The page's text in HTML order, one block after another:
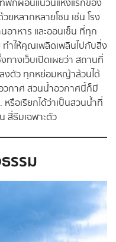
พักผ่อนแนวนี้แห่งแรกของ
ยหลากหลายโซน เช่น โรง
อาหาร และออนเซ็น ที่ทุก
ำให้คุณเพลิดเพลินไปกับสิ่ง
ทางเว็บเปิดเผยว่า สถานที่
งตัว ทุกหย่อมหญ้าล้วนได้
วกาศ สวนน้ำอวกาศนี้ก็มี
อเรียกได้ว่าเป็นสวนน้ำที่
สี่ธีมเฉพาะตัว
รรม